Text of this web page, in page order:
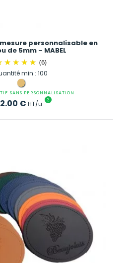
personnalisable en
de 5mm – MABEL
(6)
min : 100
SANS PERSONNALISATION
2.00 € HT/u ?